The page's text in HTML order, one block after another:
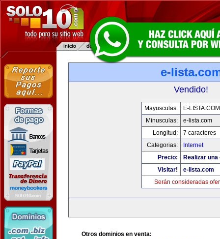
e-
Vendido!
Mayusculas:
E-LISTA.COM
Minusculas:
e-lista.com
Longitud:
7 caracteres
Categorias:
Internet
Precio:
Realizar
Visitar!
e-lista.com
Serán consideradas
Otros dominios en venta: